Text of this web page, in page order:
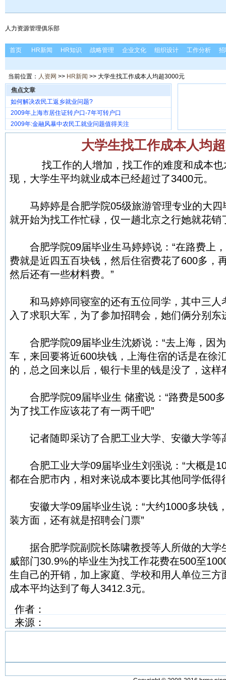
人力资源管理俱乐部
首页 HR新闻 HR知识 战略管理 企业文化 组织设计 工作分析
当前位置： 人资网 >> HR新闻 >> 大学生找工作成本人均超3000元
焦点文章
如何解决农民工返乡就业问题?
2009年上海市居住证转户口-7年可转户口
2009年:金融风暴中农民工就业问题值得关注
大学生找工作成本人均
找工作的人增加，找工作的难度和成本也
现，大学生平均就业成本已经超过了3400元。
马婷婷是合肥学院05级旅游管理专业的大四
就开始为找工作忙碌，仅一趟北京之行她就花销
合肥学院09届毕业生马婷婷说：“在路费上
费就是近四五百块钱，然后住宿费花了600多，
然后还有一些材料费。”
和马婷婷同寝室的还有五位同学，其中三人
入了求职大军，为了参加招聘会，她们俩分别
合肥学院09届毕业生沈娇说：“去上海，因
车，来回要将近600块钱，上海住宿的话是在徐
的，总之回来以后，银行卡里的钱是没了，这样
合肥学院09届毕业生 储蜜说：“路费是500多
为了找工作应该花了有一两千吧”
记者随即采访了合肥工业大学、安徽大学等
合肥工业大学09届毕业生刘强说：“大概是
都在合肥市内，相对来说成本要比其他同学低得
安徽大学09届毕业生说：“大约1000多块钱
装方面，还有就是招聘会门票”
据合肥学院副院长陈啸教授等人所做的大学
威部门30.9%的毕业生为找工作花费在500至
生自己的开销，加上家庭、学校和用人单位三方
成本平均达到了每人3412.3元。
作者：
来源：